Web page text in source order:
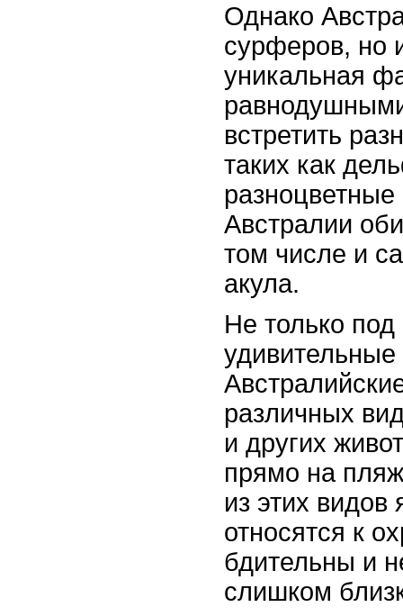
Однако
сурферов, но
уникальная
встретить
таких как
Австралии
том числе и
акула.
Не только
различных
и других
прямо на
из этих
относятся к
бдительны и
слишком